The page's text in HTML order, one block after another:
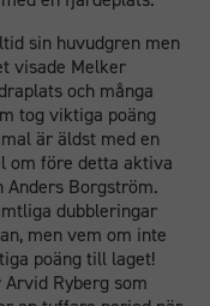
sin huvudgren men
visade Melker
och många
tog viktiga poäng
är äldst med en
om före detta aktiva
Anders Borgström.
dubbleringar
men vem om inte
poäng till laget!
Ryberg som